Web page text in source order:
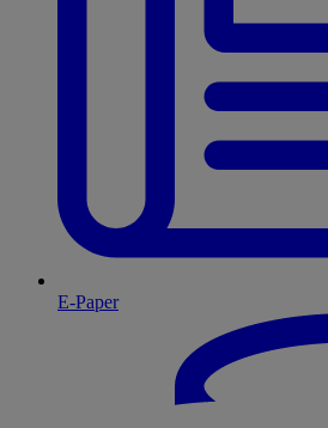
E-Paper